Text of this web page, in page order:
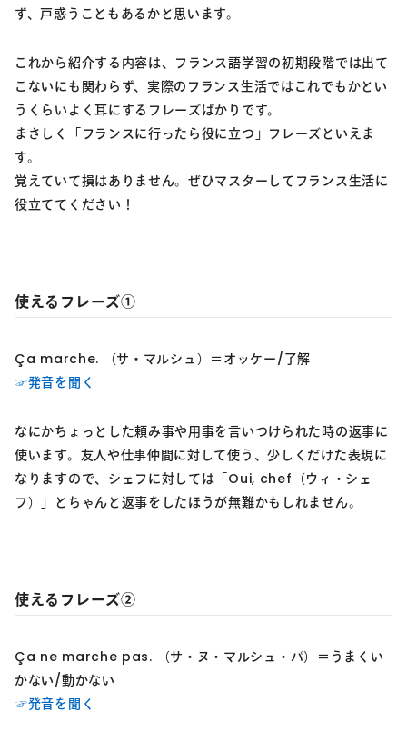
ず、戸惑うこともあるかと思います。
これから紹介する内容は、フランス語学習の初期段階では出て
こないにも関わらず、実際のフランス生活ではこれでもかとい
うくらいよく耳にするフレーズばかりです。
まさしく「フランスに行ったら役に立つ」フレーズといえま
す。
覚えていて損はありません。ぜひマスターしてフランス生活に
役立ててください！
使えるフレーズ①
Ça marche. （サ・マルシュ）＝オッケー/了解
☞発音を聞く
なにかちょっとした頼み事や用事を言いつけられた時の返事に
使います。友人や仕事仲間に対して使う、少しくだけた表現に
なりますので、シェフに対しては「Oui, chef（ウィ・シェ
フ）」とちゃんと返事をしたほうが無難かもしれません。
使えるフレーズ②
Ça ne marche pas. （サ・ヌ・マルシュ・パ）＝うまくい
かない/動かない
☞発音を聞く